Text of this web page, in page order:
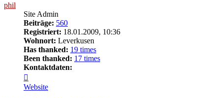
phil
Site Admin
Beiträge: 560
Registriert: 18.01.2009, 10:36
Wohnort: Leverkusen
Has thanked: 19 times
Been thanked: 17 times
Kontaktdaten:
von
phil
Website